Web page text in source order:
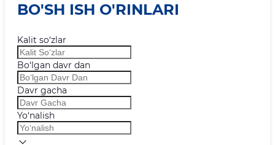
BO'SH ISH O'RINLARI
Kalit so‘zlar
Bo‘lgan davr dan
Davr gacha
Yo‘nalish